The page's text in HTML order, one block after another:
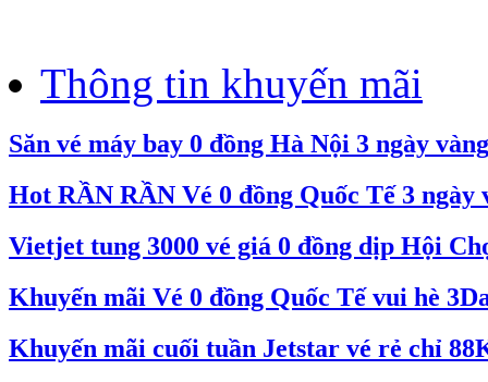
Thông tin khuyến mãi
Săn vé máy bay 0 đồng Hà Nội 3 ngày vàng
Hot RẦN RẦN Vé 0 đồng Quốc Tế 3 ngày
Vietjet tung 3000 vé giá 0 đồng dịp Hội
Khuyến mãi Vé 0 đồng Quốc Tế vui hè
Khuyến mãi cuối tuần Jetstar vé rẻ chỉ